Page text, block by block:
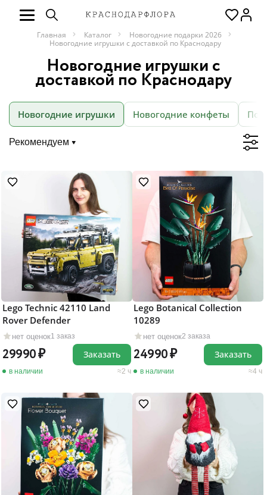
Главная Каталог
Новогодние подарки 2026
Новогодние игрушки с доставкой по Краснодару
Новогодние игрушки с
доставкой по Краснодару
Новогодние игрушки Новогодние конфеты
Рекомендуем
нет оценок1 заказ
Lego Technic 42110 Land
Rover Defender
29990
в наличии 2 ч
Заказать
нет оценок2 заказа
Lego Botanical Collection
10289
24990
в наличии 4 ч
Заказать